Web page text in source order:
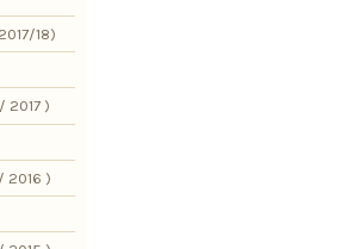
18)
2017 )
2016 )